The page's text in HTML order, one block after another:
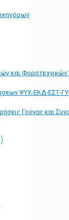
και
ΨΥΧ-ΕΚΔ-ΕΣΤ-
Γούνας και